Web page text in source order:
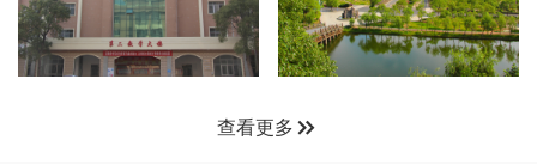
查看更多